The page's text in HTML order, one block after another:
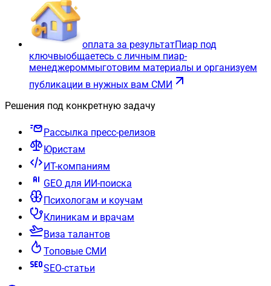
оплата за результатПиар под
ключвыобщаетесь с личным пиар-
менеджероммыготовим материалы и организуем
публикации в нужных вам СМИ
Решения под конкретную задачу
Рассылка пресс-релизов
Юристам
ИТ-компаниям
GEO для ИИ-поиска
Психологам и коучам
Клиникам и врачам
Виза талантов
Топовые СМИ
SEO-статьи